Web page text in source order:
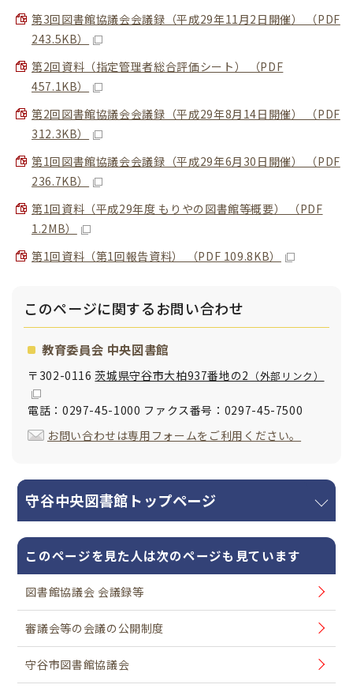
第3回図書館協議会会議録（平成29年11月2日開催） （PDF
243.5KB）
第2回資料（指定管理者総合評価シート） （PDF
457.1KB）
第2回図書館協議会会議録（平成29年8月14日開催） （PDF
312.3KB）
第1回図書館協議会会議録（平成29年6月30日開催） （PDF
236.7KB）
第1回資料（平成29年度 もりやの図書館等概要） （PDF
1.2MB）
第1回資料（第1回報告資料） （PDF 109.8KB）
このページに関するお問い合わせ
教育委員会 中央図書館
〒302-0116茨城県守谷市大柏937番地の2 （外部リンク）
電話：0297-45-1000 ファクス番号：0297-45-7500
お問い合わせは専用フォームをご利用ください。
守谷中央図書館トップページ
このページを見た人は次のページも見ています
図書館協議会 会議録等
審議会等の会議の公開制度
守谷市図書館協議会